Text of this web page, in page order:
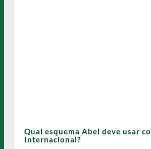
Qual esquema Abel deve usar
Internacional?